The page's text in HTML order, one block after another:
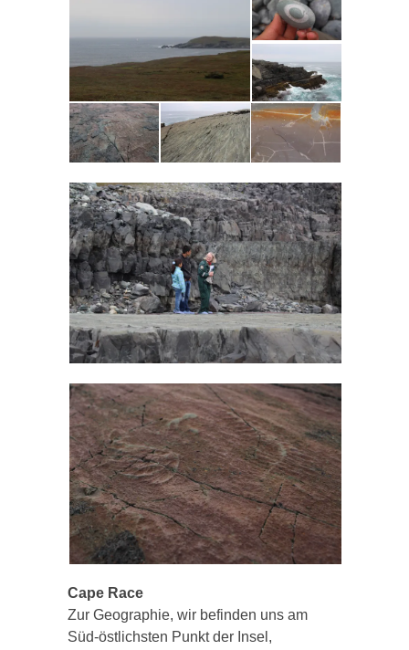
Cape Race
Zur Geographie, wir befinden uns am
Süd-östlichsten Punkt der Insel,